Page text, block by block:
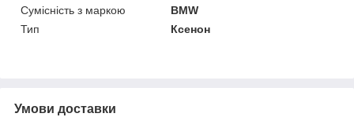
Сумісність з маркою
BMW
Тип
Ксенон
Умови доставки